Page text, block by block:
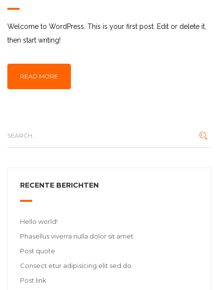
Welcome to WordPress. This is your first post. Edit or delete it,
then start writing!
READ MORE
RECENTE BERICHTEN
Hello world!
Phasellus viverra nulla dolor sit amet
Post quote
Consect etur adipisicing elit sed do
Post link